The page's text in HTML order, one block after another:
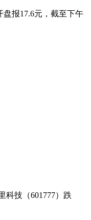
盘报17.6元，截至下午
科技（601777）跌